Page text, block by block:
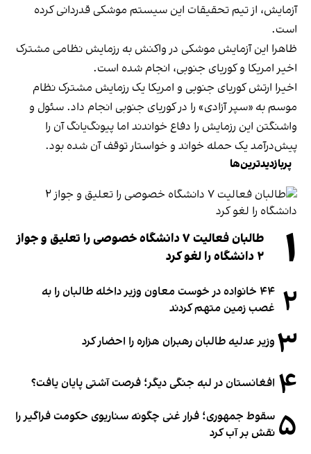
آزمایش، از تیم تحقیقات این سیستم موشکی قدردانی کرده
است.
ظاهرا این آزمایش موشکی در واکنش به رزمایش نظامی مشترک
اخیر امریکا و کوریای جنوبی، انجام شده است.
اخیرا ارتش کوریای جنوبی و امریکا یک رزمایش مشترک نظام
موسم به «سپر آزادی» را در کوریای جنوبی انجام داد. سئول و
واشنگتن این رزمایش را دفاع خواندند اما پیونگ‌یانگ آن را
پیش‌درآمد یک حمله خواند و خواستار توقف آن شده بود.
پربازدیدترین‌ها
۱
طالبان فعالیت ۷ دانشگاه خصوصی را تعلیق و جواز
۲ دانشگاه را لغو کرد
۲
۴۴ خانواده در خوست معاون وزیر داخله طالبان را به
غصب زمین متهم کردند
۳ وزیر عدلیه طالبان رهبران هزاره را احضار کرد
۴ افغانستان در لبه جنگی دیگر؛ فرصت آشتی پایان یافت؟
۵ سقوط جمهوری؛ فرار غنی چگونه سناریوی حکومت فراگیر را
نقش بر آب کرد